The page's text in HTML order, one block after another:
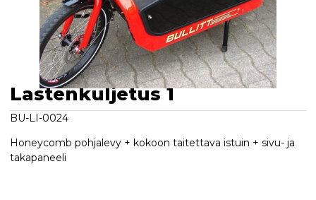
Lastenkuljetus 1
BU-LI-0024
Honeycomb pohjalevy + kokoon taitettava istuin + sivu- ja
takapaneeli